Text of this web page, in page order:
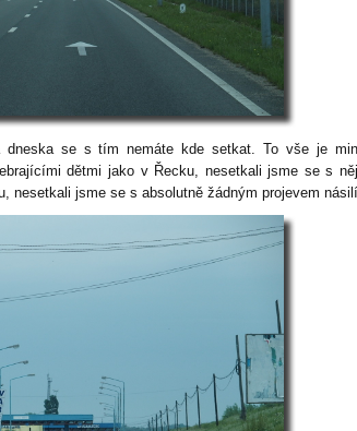
se s tím nemáte kde setkat. To vše je
dětmi jako v Řecku, nesetkali jsme se s
nesetkali jsme se s absolutně žádným projevem